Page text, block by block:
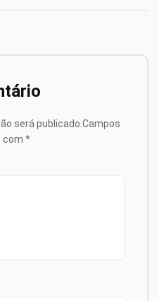
será publicado. Campos
com *